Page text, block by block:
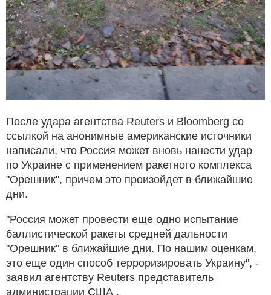
После удара агентства Reuters и Bloomberg со
ссылкой на анонимные американские источники
написали, что Россия может вновь нанести удар
по Украине с применением ракетного комплекса
"Орешник", причем это произойдет в ближайшие
дни.
"Россия может провести еще одно испытание
баллистической ракеты средней дальности
"Орешник" в ближайшие дни. По нашим оценкам,
это еще один способ терроризировать Украину", -
заявил агентству Reuters представитель
администрации США .